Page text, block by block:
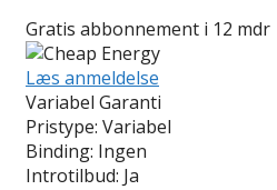
Gratis abbonnement i 12 mdr
Læs anmeldelse
Variabel Garanti
Pristype: Variabel
Binding: Ingen
Introtilbud: Ja